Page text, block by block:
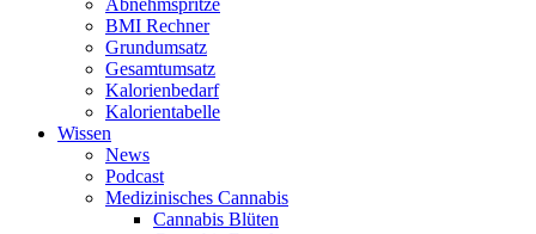
Abnehmspritze
BMI Rechner
Grundumsatz
Gesamtumsatz
Kalorienbedarf
Kalorientabelle
Wissen
News
Podcast
Medizinisches Cannabis
Cannabis Blüten